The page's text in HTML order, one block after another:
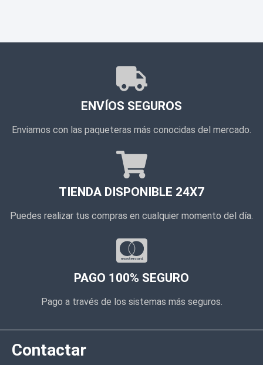
ENVÍOS SEGUROS
Enviamos con las paqueteras más conocidas del mercado.
TIENDA DISPONIBLE 24X7
Puedes realizar tus compras en cualquier momento del día.
PAGO 100% SEGURO
Pago a través de los sistemas más seguros.
Contactar